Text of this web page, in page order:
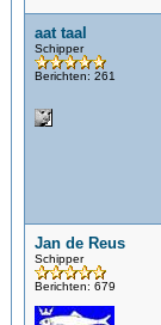
aat taal
Schipper
Berichten: 261
Jan de Reus
Schipper
Berichten: 679